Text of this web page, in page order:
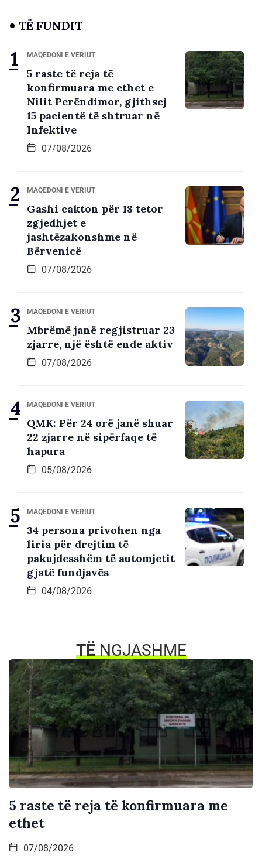
TË FUNDIT
MAQEDONI E VERIUT
5 raste të reja të
konfirmuara me ethet e
Nilit Perëndimor, gjithsej
15 pacientë të shtruar në
Infektive
07/08/2026
MAQEDONI E VERIUT
Gashi cakton për 18 tetor
zgjedhjet e
jashtëzakonshme në
Bërvenicë
07/08/2026
MAQEDONI E VERIUT
Mbrëmë janë regjistruar 23
zjarre, një është ende aktiv
07/08/2026
MAQEDONI E VERIUT
QMK: Për 24 orë janë shuar
22 zjarre në sipërfaqe të
hapura
05/08/2026
MAQEDONI E VERIUT
34 persona privohen nga
liria për drejtim të
pakujdesshëm të automjetit
gjatë fundjavës
04/08/2026
TËNGJASHME
5 raste të reja të konfirmuara me
ethet
07/08/2026